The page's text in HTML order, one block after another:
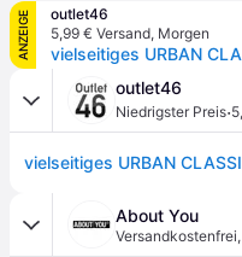
ANZEIGE
outlet46
5,99 € Versand, Morgen
outlet46
Niedrigster Preis·
About You
Versandkostenfrei,